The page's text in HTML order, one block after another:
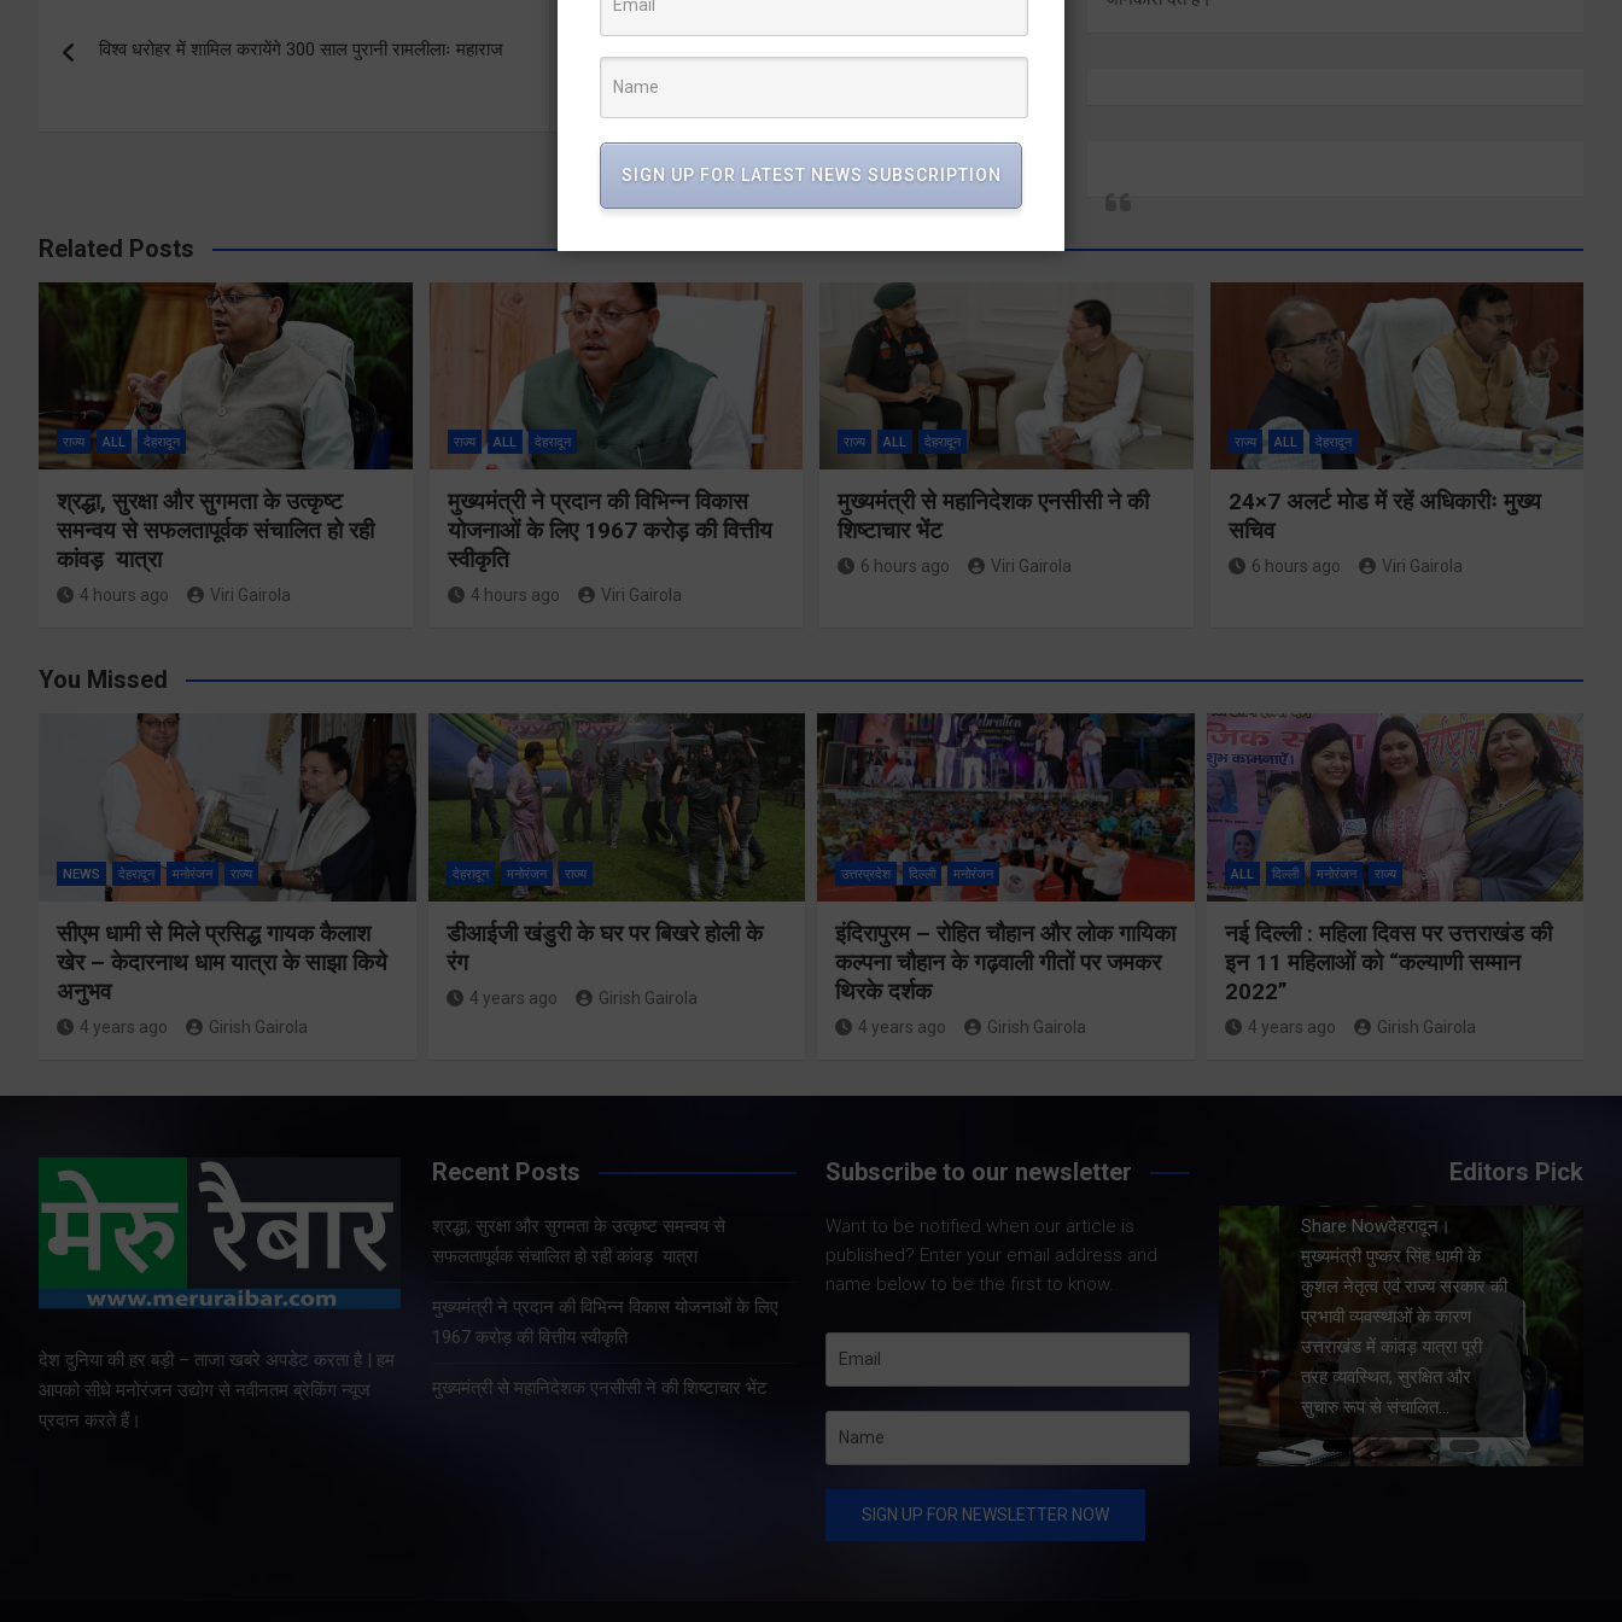
navigation
विश्व धरोहर में शामिल करायेंगे 300 साल पुरानी रामलीलाः महाराज
Related Posts
राज्य ALL देहरादून
श्रद्धा, सुरक्षा और सुगमता के उत्कृष्ट
समन्वय से सफलतापूर्वक संचालित हो रही
कांवड़ यात्रा
4 hours ago Viri Gairola
राज्य ALL देहरादून
मुख्यमंत्री ने प्रदान की विभिन्न विकास
योजनाओं के लिए 1967 करोड़ की वित्तीय
स्वीकृति
4 hours ago Viri Gairola
राज्य ALL देहरादून
मुख्यमंत्री से महानिदेशक एनसीसी ने की
शिष्टाचार भेंट
6 hours ago Viri Gairola
राज्य ALL देहरादून
24×7 अलर्ट मोड में रहें अधिकारीः मुख्य
सचिव
6 hours ago Viri Gairola
You Missed
NEWS देहरादून मनोरंजन राज्य
सीएम धामी से मिले प्रसिद्ध गायक कैलाश
खेर – केदारनाथ धाम यात्रा के साझा किये
अनुभव
4 years ago Girish Gairola
देहरादून मनोरंजन राज्य
डीआईजी खंडुरी के घर पर बिखरे होली के
रंग
4 years ago Girish Gairola
उत्तरप्रदेश दिल्ली मनोरंजन
इंदिरापुरम – रोहित चौहान और लोक गायिका
कल्पना चौहान के गढ़वाली गीतों पर जमकर
थिरके दर्शक
4 years ago Girish Gairola
ALL दिल्ली मनोरंजन राज्य
नई दिल्ली : महिला दिवस पर उत्तराखंड की
इन 11 महिलाओं को “कल्याणी सम्मान
2022”
4 years ago Girish Gairola
देश दुनिया की हर बड़ी – ताजा खबरे अपडेट करता है | हम
आपको सीधे मनोरंजन उद्योग से नवीनतम ब्रेकिंग न्यूज
प्रदान करते हैं।
Recent Posts
श्रद्धा, सुरक्षा और सुगमता के उत्कृष्ट समन्वय से
सफलतापूर्वक संचालित हो रही कांवड़ यात्रा
मुख्यमंत्री ने प्रदान की विभिन्न विकास योजनाओं के लिए
1967 करोड़ की वित्तीय स्वीकृति
मुख्यमंत्री से महानिदेशक एनसीसी ने की शिष्टाचार भेंट
Subscribe to our newsletter
Want to be notified when our article is
published? Enter your email address and
name below to be the first to know.
Editors Pick
में रहें अधिकारीः
Share Nowदेहरादून। मुख्य
सचिव आनंद बर्द्धन ने गुरुवार को
राज्य आपातकालीन परिचालन
केंद्र पहुंचकर प्रदेश में लगातार
उत्पन्न स्थिति की विस्तृत समीक्षा
श्रद्धा, सुरक्षा और
सुगमता के
उत्कृष्ट समन्वय
से सफलतापूर्वक
कांवड़ यात्रा
Share Now
Share Nowदेहरादून।
मुख्यमंत्री पुष्कर सिंह धामी के
कुशल नेतृत्व एवं राज्य सरकार की
सुचारु रूप से संचालित…
मुख्यमंत्री ने
प्रदान की विभिन्न
विकास योजनाओं
के लिए 1967
करोड़ की वित्तीय
स्वीकृति
Share Nowदेहरादून।
मुख्यमंत्री पुष्कर सिंह धामी ने
प्रदेश में शहरी आधारभूत
सुविधाओं के सुदृढ़ीकरण तथा
जीआईएस आधारित जल-निकासी
योजना के लिए कुल 1967 करोड़
की वित्तीय स्वीकृति प्रदान की है।
…
SIGN UP FOR LATEST NEWS SUBSCRIPTION